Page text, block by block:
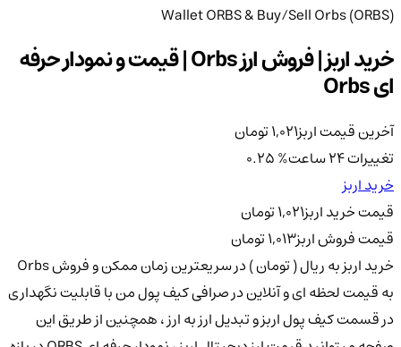
Wallet ORBS & Buy/Sell Orbs (ORBS)
خرید اربز | فروش ارز Orbs | قیمت و نمودار حرفه
ای Orbs
آخرین قیمت اربز1,021تومان
تغییرات 24 ساعت
0.25%
خرید اربز
قیمت خرید اربز1,021تومان
قیمت فروش اربز1,013تومان
خرید اربز به ریال ( تومان ) در سریعترین زمان ممکن و فروش Orbs
به قیمت لحظه ای و آنلاین در صرافی کیف پول من با قابلیت نگهداری
در قسمت کیف پول اربز و تبدیل ارز به ارز ، همچنین از طریق این